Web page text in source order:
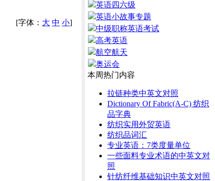
[字体： 大 中 小]
英语四六级
英语小故事专题
中级职称英语考试
高考英语
航空航天
奥运会
本周热门内容
拉链种类中英文对照
Dictionary Of Fabric(A-C) 纺织
品字典
纺织实用外贸英语
纺织品词汇
专业英语：7类度量单位
一些面料专业术语的中英文对
照
针纺纤维基础知识中英文对照